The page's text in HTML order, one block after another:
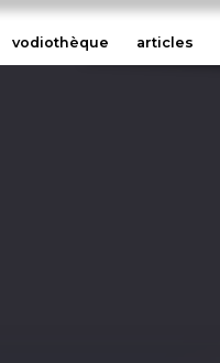
vodiothèque articles